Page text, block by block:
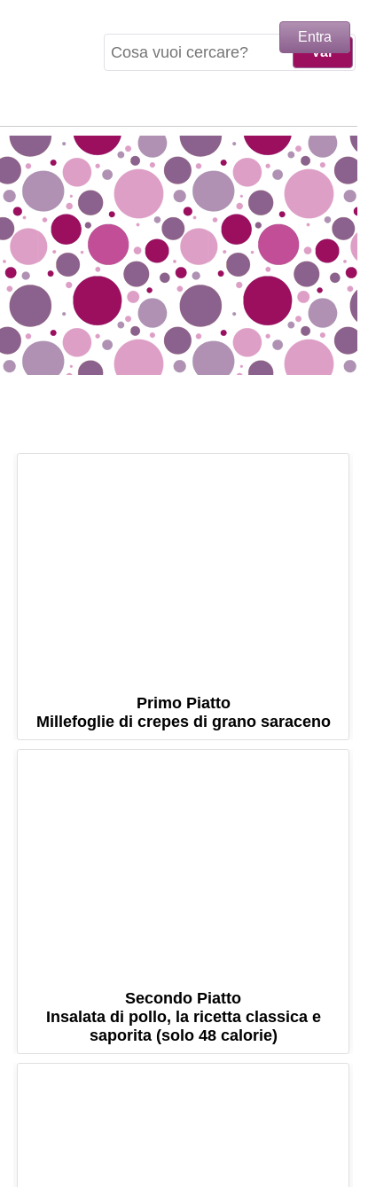
Primo Piatto
Millefoglie di crepes di grano saraceno
Secondo Piatto
Insalata di pollo, la ricetta classica e
saporita (solo 48 calorie)
Entra